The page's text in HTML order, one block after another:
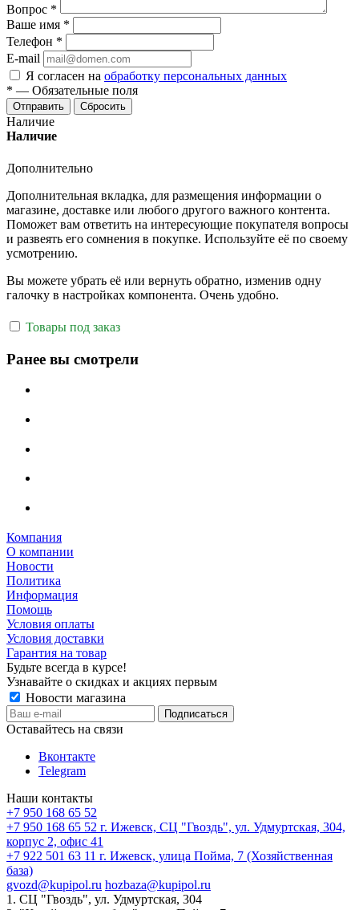
Вопрос *
Ваше имя *
Телефон *
E-mail
Я согласен на обработку персональных данных
* — Обязательные поля
Отправить Сбросить
Наличие
Наличие
Дополнительно
Дополнительная вкладка, для размещения информации о
магазине, доставке или любого другого важного контента.
Поможет вам ответить на интересующие покупателя вопросы
и развеять его сомнения в покупке. Используйте её по своему
усмотрению.
Вы можете убрать её или вернуть обратно, изменив одну
галочку в настройках компонента. Очень удобно.
Товары под заказ
Ранее вы смотрели
Компания
О компании
Новости
Политика
Информация
Помощь
Условия оплаты
Условия доставки
Гарантия на товар
Будьте всегда в курсе!
Узнавайте о скидках и акциях первым
Новости магазина
Оставайтесь на связи
Вконтакте
Telegram
Наши контакты
+7 950 168 65 52
+7 950 168 65 52 г. Ижевск, СЦ "Гвоздь", ул. Удмуртская, 304,
корпус 2, офис 41
+7 922 501 63 11 г. Ижевск, улица Пойма, 7 (Хозяйственная
база)
gvozd@kupipol.ru hozbaza@kupipol.ru
1. СЦ "Гвоздь", ул. Удмуртская, 304